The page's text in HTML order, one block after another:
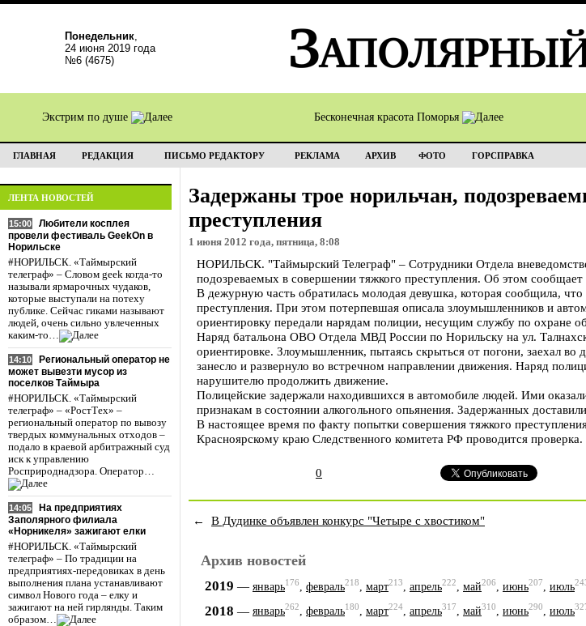
Понедельник,
24 июня 2019 года
№6 (4675)
Экстрим по душе Бесконечная красота Поморья
ГЛАВНАЯ РЕДАКЦИЯ ПИСЬМО РЕДАКТОРУ РЕКЛАМА АРХИВ ФОТО ГОРСПРАВКА
ЛЕНТА НОВОСТЕЙ
15:00
Любители косплея
провели фестиваль GeekOn в
Норильске
#НОРИЛЬСК. «Таймырский
телеграф» – Словом geek когда-то
называли ярмарочных чудаков,
которые выступали на потеху
публике. Сейчас гиками называют
людей, очень сильно увлеченных
каким-то…
14:10
Региональный оператор не
может вывезти мусор из
поселков Таймыра
#НОРИЛЬСК. «Таймырский
телеграф» – «РостТех» –
региональный оператор по вывозу
твердых коммунальных отходов –
подало в краевой арбитражный суд
иск к управлению
Росприроднадзора. Оператор…
14:05
На предприятиях
Заполярного филиала
«Норникеля» зажигают елки
#НОРИЛЬСК. «Таймырский
телеграф» – По традиции на
предприятиях-передовиках в день
выполнения плана устанавливают
символ Нового года – елку и
зажигают на ней гирлянды. Таким
образом…
Задержаны трое норильчан,
преступления
1 июня 2012 года, пятница, 8:08
НОРИЛЬСК. "Таймырский Телеграф" – Сотрудники Отдела
подозреваемых в совершении тяжкого преступления. Об этом
В дежурную часть обратилась молодая девушка, которая сообщила,
преступления. При этом потерпевшая описала злоумышленников и
ориентировку передали нарядам полиции, несущим службу по охране
Наряд батальона ОВО Отдела МВД России по Норильску на ул.
ориентировке. Злоумышленник, пытаясь скрыться от погони, заехал во
занесло и развернуло во встречном направлении движения. Наряд
нарушителю продолжить движение.
Полицейские задержали находившихся в автомобиле людей. Ими
признакам в состоянии алкогольного опьянения. Задержанных
В настоящее время по факту попытки совершения тяжкого
Красноярскому краю Следственного комитета РФ проводится проверка.
0
← В Дудинке объявлен конкурс "Четыре с хвостиком"
Архив новостей
2019 — январь176 февраль218 март213 апрель222 май206 июнь207 июль
2018 — январь262, февраль180, март224, апрель317, май310, июнь290, июль